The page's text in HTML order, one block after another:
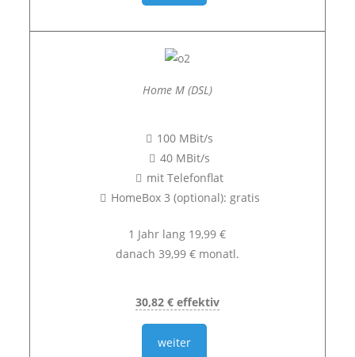
Home M (DSL)
100 MBit/s
40 MBit/s
mit Telefonflat
HomeBox 3 (optional): gratis
1 Jahr lang 19,99 €
danach 39,99 € monatl.
30,82 € effektiv
weiter